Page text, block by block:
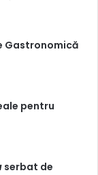
Gastronomică
pentru
serbat de